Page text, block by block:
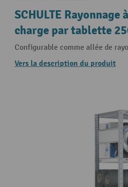
SCHULTE
charge par tablette
Configurable comme allée de
Vers la description du produit